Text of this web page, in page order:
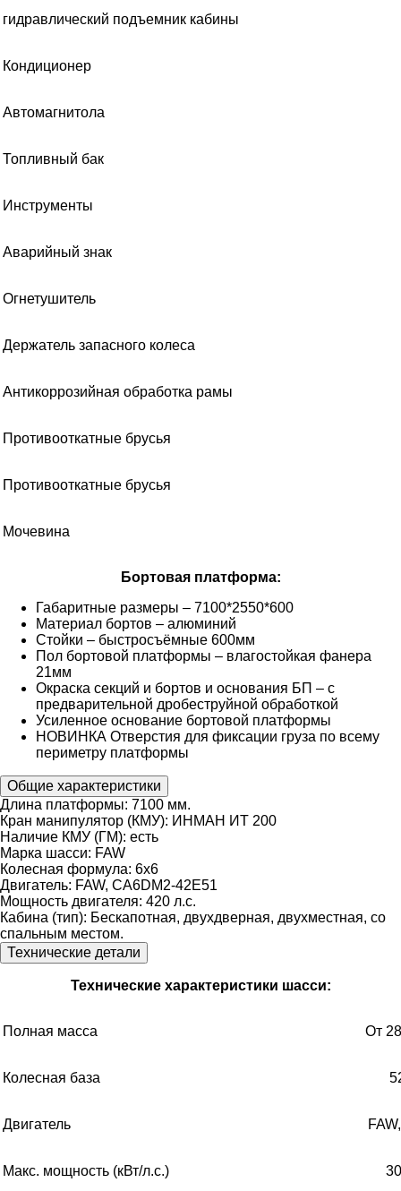
гидравлический подъемник кабины
Кондиционер
Автомагнитола
Топливный бак
Инструменты
Аварийный знак
Огнетушитель
Держатель запасного колеса
Антикоррозийная обработка рамы
Противооткатные брусья
Противооткатные брусья
Мочевина
Бортовая платформа:
Габаритные размеры – 7100*2550*600
Материал бортов – алюминий
Стойки – быстросъёмные 600мм
Пол бортовой платформы – влагостойкая фанера
21мм
Окраска секций и бортов и основания БП – с
предварительной дробеструйной обработкой
Усиленное основание бортовой платформы
НОВИНКА Отверстия для фиксации груза по всему
периметру платформы
Общие характеристики
Длина платформы: 7100 мм.
Кран манипулятор (КМУ): ИНМАН ИТ 200
Наличие КМУ (ГМ): есть
Марка шасси: FAW
Колесная формула: 6х6
Двигатель: FAW, CA6DM2-42E51
Мощность двигателя: 420 л.с.
Кабина (тип): Бескапотная, двухдверная, двухместная, со
спальным местом.
Технические детали
Технические характеристики шасси:
Полная масса От
Колесная база
Двигатель
Макс. мощность (кВт/л.с.)